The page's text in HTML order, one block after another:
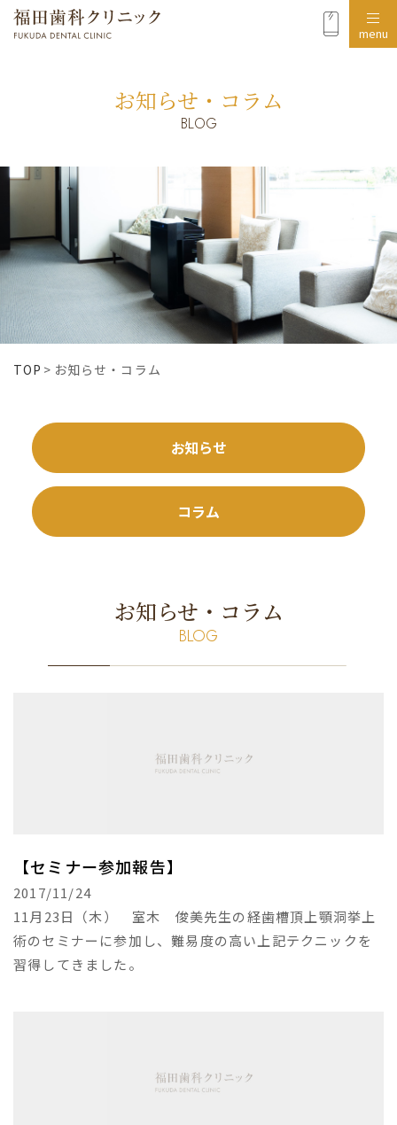
menu
お知らせ・コラム
BLOG
TOP > お知らせ・コラム
お知らせ
コラム
お知らせ・コラム
BLOG
【セミナー参加報告】
2017/11/24
11月23日（木） 室木 俊美先生の経歯槽頂上顎洞挙上
術のセミナーに参加し、難易度の高い上記テクニックを
習得してきました。